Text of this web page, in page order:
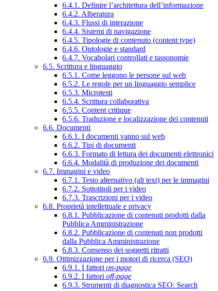
6.4.1. Definire l’architettura dell’informazione
6.4.2. Alberatura
6.4.3. Flussi di interazione
6.4.4. Sistemi di navigazione
6.4.5. Tipologie di contenuto (content type)
6.4.6. Ontologie e standard
6.4.7. Vocabolari controllati e tassonomie
6.5. Scrittura e linguaggio
6.5.1. Come leggono le persone sul web
6.5.2. Le regole per un linguaggio semplice
6.5.3. Microtesti
6.5.4. Scrittura collaborativa
6.5.5. Content critique
6.5.6. Traduzione e localizzazione dei contenuti
6.6. Documenti
6.6.1. I documenti vanno sul web
6.6.2. Tipi di documenti
6.6.3. Formato di lettura dei documenti elettronici
6.6.4. Modalità di produzione dei documenti
6.7. Immagini e video
6.7.1. Testo alternativo (alt text) per le immagini
6.7.2. Sottotitoli per i video
6.7.3. Trascrizioni per i video
6.8. Proprietà intellettuale e privacy
6.8.1. Pubblicazione di contenuti prodotti dalla
Pubblica Amministrazione
6.8.2. Pubblicazione di contenuti non prodotti
dalla Pubblica Amministrazione
6.8.3. Consenso dei soggetti ritratti
6.9. Ottimizzazione per i motori di ricerca (SEO)
6.9.1. I fattori on-page
6.9.2. I fattori off-page
6.9.3. Strumenti di diagnostica SEO: Search